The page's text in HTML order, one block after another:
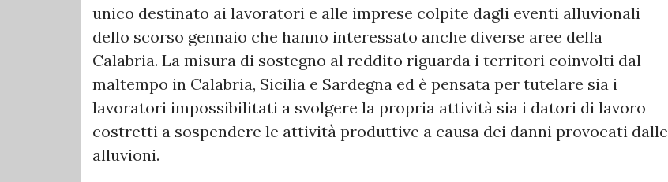
unico destinato ai lavoratori e alle imprese colpite dagli eventi alluvionali
dello scorso gennaio che hanno interessato anche diverse aree della
Calabria. La misura di sostegno al reddito riguarda i territori coinvolti dal
maltempo in Calabria, Sicilia e Sardegna ed è pensata per tutelare sia i
lavoratori impossibilitati a svolgere la propria attività sia i datori di lavoro
costretti a sospendere le attività produttive a causa dei danni provocati dalle
alluvioni.